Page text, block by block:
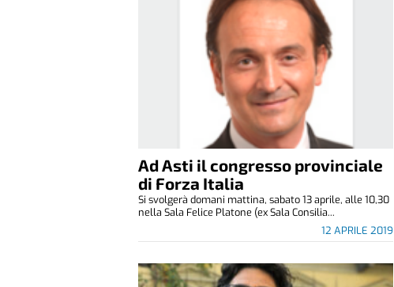
Ad Asti il congresso provinciale
di Forza Italia
12 APRILE 2019
Si svolgerà domani mattina, sabato 13 aprile, alle 10,30
nella Sala Felice Platone (ex Sala Consilia...